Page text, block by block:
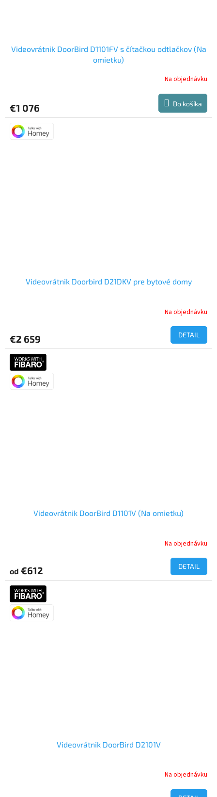
Videovrátnik DoorBird D1101FV s čítačkou odtlačkov (Na
omietku)
Na objednávku
€1 076 Do košíka
Videovrátnik Doorbird D21DKV pre bytové domy
Na objednávku
€2 659 DETAIL
Videovrátnik DoorBird D1101V (Na omietku)
je
5,0
5
hviezdičiek.
Na objednávku
od €612 DETAIL
Videovrátnik DoorBird D2101V
Na objednávku